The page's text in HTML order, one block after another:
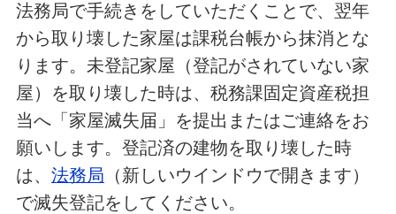
法務局で手続きをしていただくことで、翌年
から取り壊した家屋は課税台帳から抹消とな
ります。未登記家屋（登記がされていない家
屋）を取り壊した時は、税務課固定資産税担
当へ「家屋滅失届」を提出またはご連絡をお
願いします。登記済の建物を取り壊した時
は、 法務局 （新しいウインドウで開きます）
で滅失登記をしてください。